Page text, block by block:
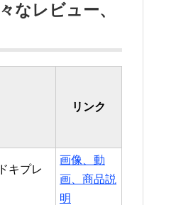
レビュー、
リンク
キプレ
画像、動
画、商品説
明